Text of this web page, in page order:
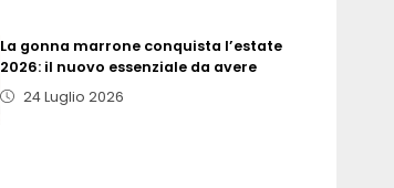
La gonna marrone conquista l’estate
2026: il nuovo essenziale da avere
24 Luglio 2026